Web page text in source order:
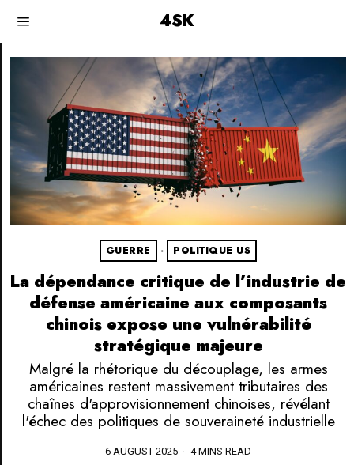
4SK
GUERRE · POLITIQUE US
La dépendance critique de l’industrie de
défense américaine aux composants
chinois expose une vulnérabilité
stratégique majeure
Malgré la rhétorique du découplage, les armes
américaines restent massivement tributaires des
chaînes d'approvisionnement chinoises, révélant
l'échec des politiques de souveraineté industrielle
6 AUGUST 2025 4 MINS READ